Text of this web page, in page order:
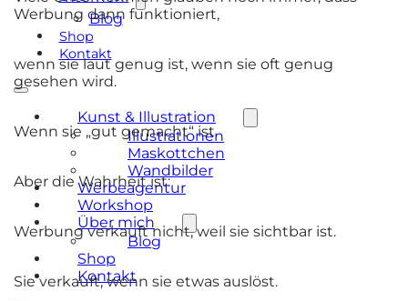
Blog
Shop
Kontakt
Kunst & Illustration
Illustrationen
Maskottchen
Wandbilder
Werbeagentur
Workshop
Über mich
Blog
Shop
Kontakt
Werbung dann funktioniert,
wenn sie laut genug ist, wenn sie oft genug
gesehen wird.
Wenn sie „gut gemacht“ ist.
Aber die Wahrheit ist:
Werbung verkauft nicht, weil sie sichtbar ist.
Sie verkauft, wenn sie etwas auslöst.